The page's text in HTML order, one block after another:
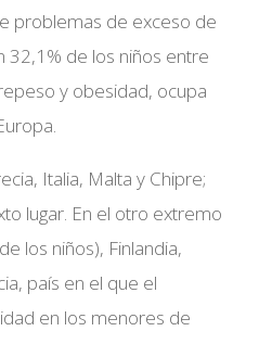
problemas de exceso de
32,1% de los niños entre
y obesidad, ocupa
Italia, Malta y Chipre;
lugar. En el otro extremo
los niños), Finlandia,
país en el que el
en los menores de